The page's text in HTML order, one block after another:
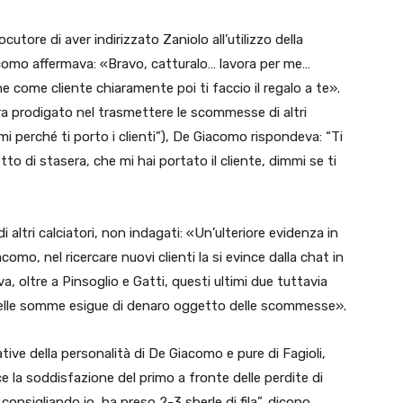
di aver indirizzato Zaniolo all’utilizzo della
affermava: «Bravo, catturalo… lavora per me…
come cliente chiaramente poi ti faccio il regalo a te».
prodigato nel trasmettere le scommesse di altri
perché ti porto i clienti”), De Giacomo rispondeva: “Ti
di stasera, che mi hai portato il cliente, dimmi se ti
altri calciatori, non indagati: «Un’ulteriore evidenza in
nel ricercare nuovi clienti la si evince dalla chat in
oltre a Pinsoglio e Gatti, questi ultimi due tuttavia
somme esigue di denaro oggetto delle scommesse».
della personalità di De Giacomo e pure di Fagioli,
la soddisfazione del primo a fronte delle perdite di